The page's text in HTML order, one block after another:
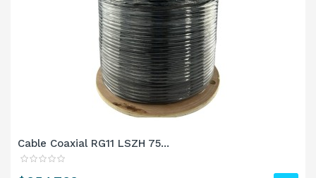
Cable Coaxial RG11 LSZH 75...